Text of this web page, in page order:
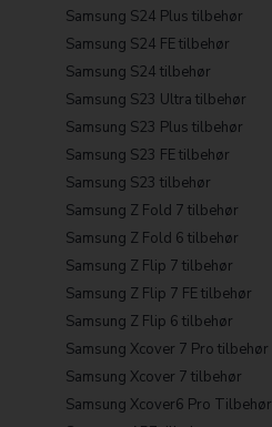
Samsung S24 Plus tilbehør
Samsung S24 FE tilbehør
Samsung S24 tilbehør
Samsung S23 Ultra tilbehør
Samsung S23 Plus tilbehør
Samsung S23 FE tilbehør
Samsung S23 tilbehør
Samsung Z Fold 7 tilbehør
Samsung Z Fold 6 tilbehør
Samsung Z Flip 7 tilbehør
Samsung Z Flip 7 FE tilbehør
Samsung Z Flip 6 tilbehør
Samsung Xcover 7 Pro tilbehør
Samsung Xcover 7 tilbehør
Samsung Xcover6 Pro Tilbehør